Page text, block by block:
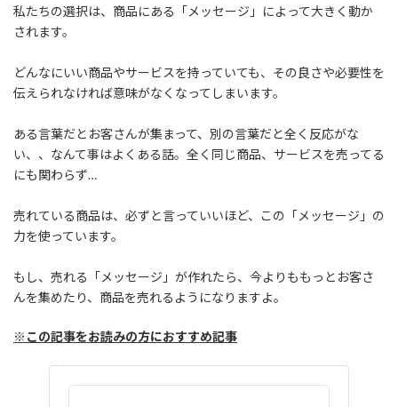
私たちの選択は、商品にある「メッセージ」によって大きく動か
されます。
どんなにいい商品やサービスを持っていても、その良さや必要性を
伝えられなければ意味がなくなってしまいます。
ある言葉だとお客さんが集まって、別の言葉だと全く反応がな
い、、なんて事はよくある話。全く同じ商品、サービスを売ってる
にも関わらず…
売れている商品は、必ずと言っていいほど、この「メッセージ」の
力を使っています。
もし、売れる「メッセージ」が作れたら、今よりももっとお客さ
んを集めたり、商品を売れるようになりますよ。
※この記事をお読みの方におすすめ記事